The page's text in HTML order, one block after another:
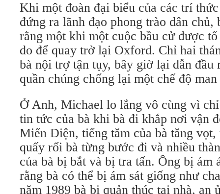
Khi một đoàn đại biểu của các trí
đứng ra lãnh đạo phong trào dân chủ,
rằng một khi một cuộc bầu cử được
do để quay trở lại Oxford. Chỉ hai
bà nội trợ tận tụy, bây giờ lại dẫn đầu
quần chúng chống lại một chế độ
Ở Anh, Michael lo lắng vô cùng vì
tin tức của bà khi bà đi khắp nơi vận
Miến Điện, tiếng tăm của bà tăng
quấy rối bà từng bước đi và nhiều
của bà bị bắt và bị tra tấn. Ông bị ám
rằng bà có thể bị ám sát giống như
năm 1989 bà bị quản thúc tại nhà, an